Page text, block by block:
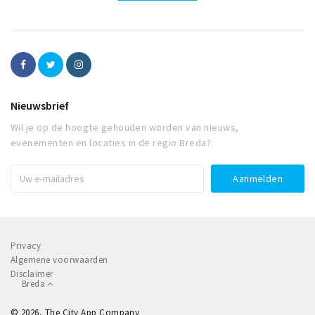
Nieuwsbrief
Wil je op de hoogte gehouden worden van nieuws,
evenementen en locaties in de regio Breda?
Privacy
Algemene voorwaarden
Disclaimer
Breda
© 2026, The City App Company